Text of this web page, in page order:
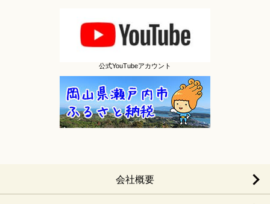
公式YouTubeアカウント
会社概要